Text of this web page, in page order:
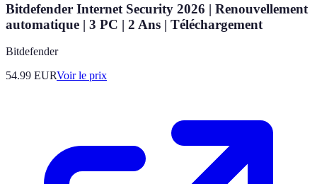
Bitdefender Internet Security 2026 | Renouvellement
automatique | 3 PC | 2 Ans | Téléchargement
Bitdefender
54.99 EURVoir le prix